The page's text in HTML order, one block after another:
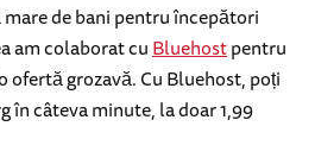
de bani pentru începători
am colaborat cuBluehostpentru
grozavă. Cu Bluehost, poți
în câteva minute, la doar 1,99